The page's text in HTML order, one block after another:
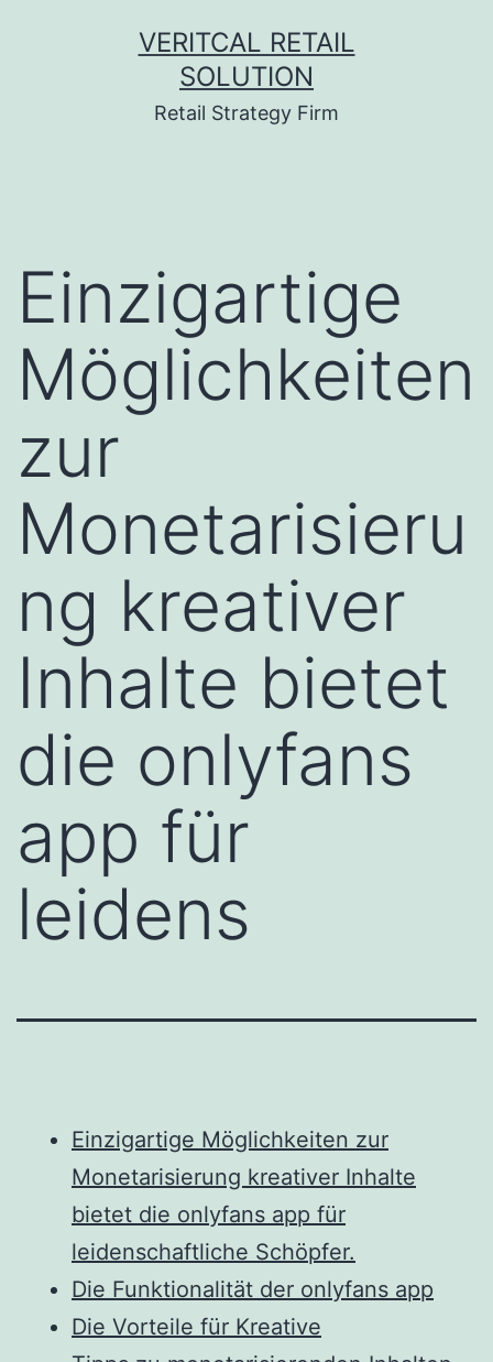
VERITCAL RETAIL
SOLUTION
Retail Strategy Firm
Einzigartige
Möglichkeiten
zur
Monetarisieru
ng kreativer
Inhalte bietet
die onlyfans
app für
leidens
Einzigartige Möglichkeiten zur
Monetarisierung kreativer Inhalte
bietet die onlyfans app für
leidenschaftliche Schöpfer.
Die Funktionalität der onlyfans app
Die Vorteile für Kreative